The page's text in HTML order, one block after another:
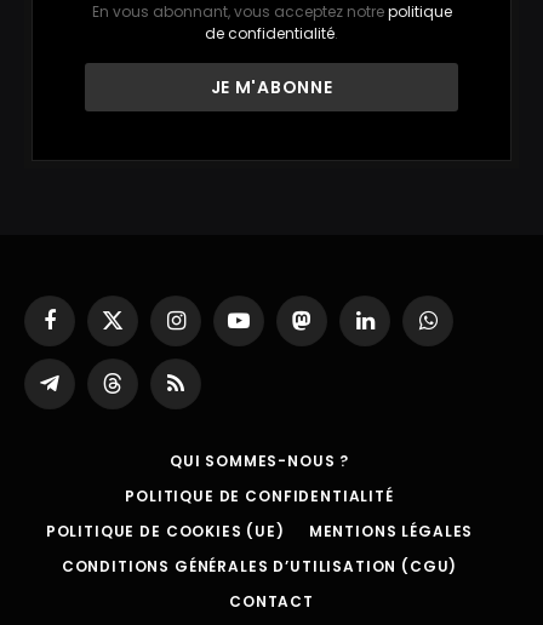
En vous abonnant, vous acceptez notrepolitique
de confidentialité.
Facebook
X
(Twitter)
InstagramYouTubeMastodonLinkedInWhatsApp
Partager
sur
ThreadsRSS
QUI SOMMES-NOUS ?
POLITIQUE DE CONFIDENTIALITÉ
POLITIQUE DE COOKIES (UE)
MENTIONS LÉGALES
CONDITIONS GÉNÉRALES D’UTILISATION (CGU)
CONTACT